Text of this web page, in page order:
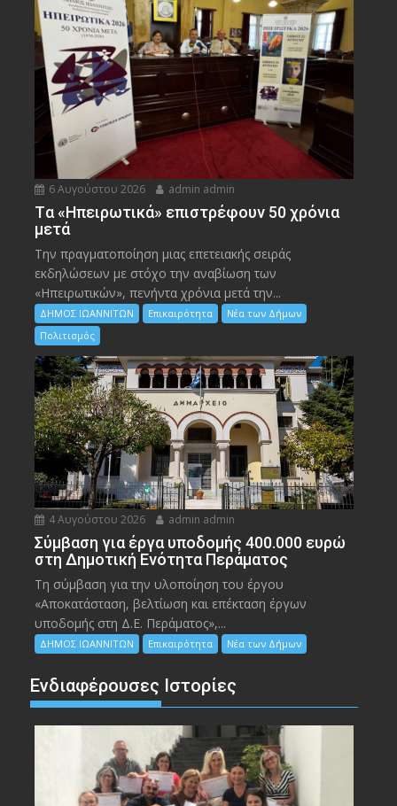
6 Αυγούστου 2026 admin admin
Tα «Ηπειρωτικά» επιστρέφουν 50 χρόνια
μετά
Την πραγματοποίηση μιας επετειακής σειράς
εκδηλώσεων με στόχο την αναβίωση των
«Ηπειρωτικών», πενήντα χρόνια μετά την...
ΔΗΜΟΣ ΙΩΑΝΝΙΤΩΝ Επικαιρότητα
Νέα των Δήμων
Πολιτισμός
4 Αυγούστου 2026 admin admin
Σύμβαση για έργα υποδομής 400.000 ευρώ
στη Δημοτική Ενότητα Περάματος
Τη σύμβαση για την υλοποίηση του έργου
«Αποκατάσταση, βελτίωση και επέκταση έργων
υποδομής στη Δ.Ε. Περάματος»,...
ΔΗΜΟΣ ΙΩΑΝΝΙΤΩΝ Επικαιρότητα Νέα των Δήμων
Ενδιαφέρουσες Ιστορίες